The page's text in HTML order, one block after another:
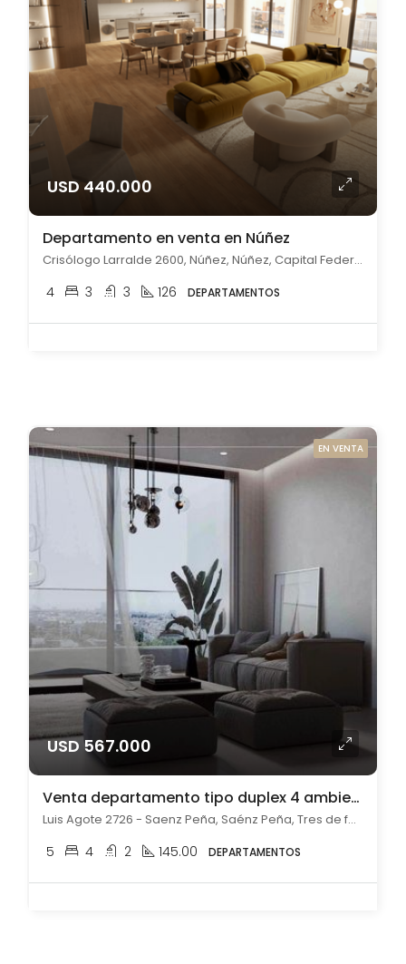
USD 440.000
Departamento en venta en Núñez
Crisólogo Larralde 2600, Núñez, Núñez, Capital Federal
4 3 3 126 DEPARTAMENTOS
EN VENTA
USD 567.000
Venta departamento tipo duplex 4 ambientes en Saénz Peña con pileta
Luis Agote 2726 - Saenz Peña, Saénz Peña, Tres de febrero
5 4 2 145.00 DEPARTAMENTOS